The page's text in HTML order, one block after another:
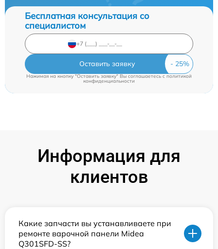
Бесплатная консультация со
специалистом
Оставить заявку
Нажимая на кнопку "Оставить заявку" Вы соглашаетесь cполитикой
конфиденциальности
Информация для
клиентов
Какие запчасти вы устанавливаете при
ремонте варочной панели Midea
Q301SFD-SS?